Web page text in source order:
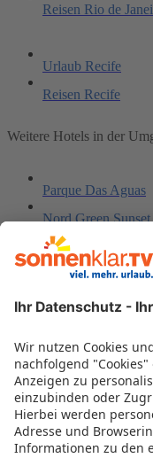
Reisen Rio de
Urlaub Recife
Reisen Recife
Weitere Hotels in der
Parque Das Aguas
Nord Green Sunset
Algarve Praia Hotel
Sete Coqueiros by
D Beach Resort
Ocean Palace
Radisson Recife
Crocobeach Hotel